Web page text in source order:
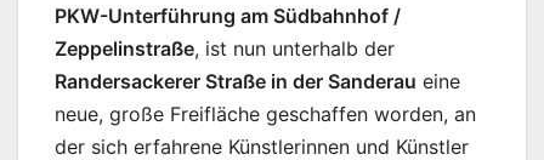
PKW-Unterführung am Südbahnhof /
Zeppelinstraße, ist nun unterhalb der
Randersackerer Straße in der Sanderau eine
neue, große Freifläche geschaffen worden, an
der sich erfahrene Künstlerinnen und Künstler